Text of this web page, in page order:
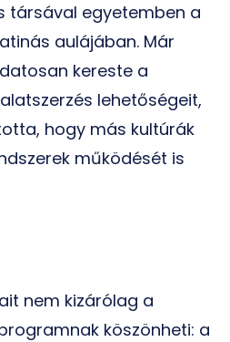
társával egyetemben a
aulájában. Már
kereste a
lehetőségeit,
hogy más kultúrák
működését is
nem kizárólag a
köszönheti: a